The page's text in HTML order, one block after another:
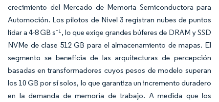
crecimiento del Mercado de Memoria Semiconductora para
Automoción. Los pilotos de Nivel 3 registran nubes de puntos
lidar a 4-8 GB s⁻¹, lo que exige grandes búferes de DRAM y SSD
NVMe de clase 512 GB para el almacenamiento de mapas. El
segmento se beneficia de las arquitecturas de percepción
basadas en transformadores cuyos pesos de modelo superan
los 10 GB por sí solos, lo que garantiza un incremento duradero
en la demanda de memoria de trabajo. A medida que los